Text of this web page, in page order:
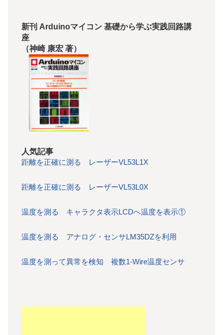
新刊 Arduinoマイコン 基礎から学ぶ実践回路講
座
（神崎 康宏 著）
人気記事
距離を正確に測る レーザーVL53L1X
距離を正確に測る レーザーVL53L0X
温度を測る キャラクタ表示LCDへ温度を表示①
温度を測る アナログ・センサLM35DZを利用
温度を測って異常を検知 複数1-Wire温度センサ